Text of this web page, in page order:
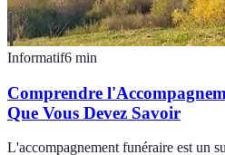
Informatif6 min
Comprendre
Que Vous Devez Savoir
L'accompagnement funéraire est un